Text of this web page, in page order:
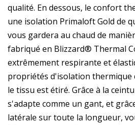
qualité. En dessous, le confort
une isolation Primaloft Gold de
vous gardera au chaud de
fabriqué en Blizzard® Thermal
extrêmement respirante et
propriétés d'isolation thermique
le tissu est étiré. Grâce à la
s'adapte comme un gant, et
latérale sur toute la longueur,